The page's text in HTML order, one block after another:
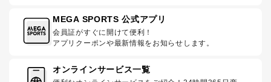
MEGA SPORTS 公式アプリ
会員証がすぐに開けて便利！
アプリクーポンや最新情報をお知らせします。
オンラインサービス一覧